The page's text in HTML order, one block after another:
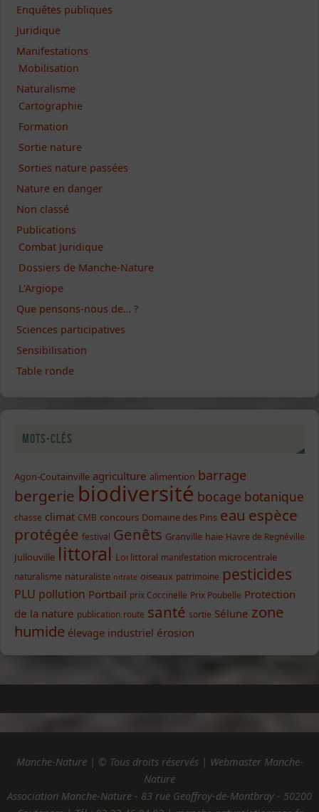
Enquêtes publiques
Juridique
Manifestations
Mobilisation
Naturalisme
Cartographie
Formation
Sortie nature
Sorties nature passées
Nature en danger
Non classé
Publications
Combat Juridique
Dossiers de Manche-Nature
L'Argiope
Que pensons-nous de… ?
Sciences participatives
Sensibilisation
Table ronde
Mots-clés
Agon-Coutainville agriculture alimention barrage
bergerie biodiversité bocage botanique
chasse climat CMB concours Domaine des Pins eau espèce
protégée festival Genêts Granville haie Havre de Regnéville
Jullouville littoral Loi littoral manifestation microcentrale
naturalisme naturaliste nitrate oiseaux patrimoine pesticides
PLU pollution Portbail prix Coccinelle Prix Poubelle Protection
de la nature publication route santé sortie Sélune zone
humide élevage industriel érosion
Manche-Nature | © Tous droits réservés | Webmaster Manche-
Nature
Association Manche-Nature - 83 rue Geoffroy-de-Montbray - 50200